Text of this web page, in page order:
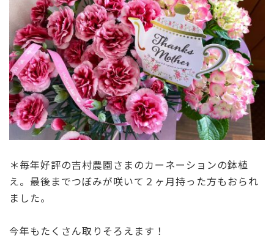
＊毎年好評の吉村農園さまのカーネーションの鉢植
え。最後までつぼみが咲いて２ヶ月持った方もおられ
ました。
今年もたくさん取りそろえます！